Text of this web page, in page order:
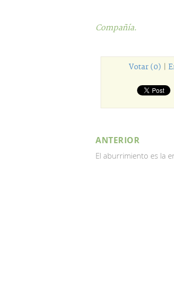
Compañía.
Votar (0)
ANTERIOR
El aburrimiento es la